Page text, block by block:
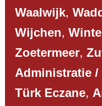
Waalwijk,
Wijchen,
Zoetermeer,
Administratie /
Türk Eczane,